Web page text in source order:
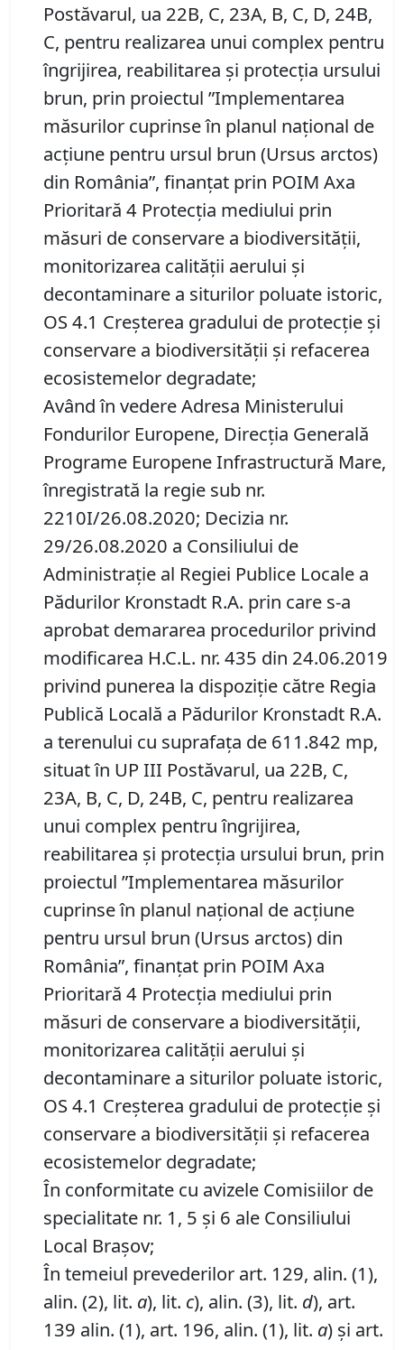
Postăvarul, ua 22B, C, 23A, B, C, D, 24B,
C, pentru realizarea unui complex pentru
îngrijirea, reabilitarea și protecția ursului
brun, prin proiectul ”Implementarea
măsurilor cuprinse în planul naţional de
acţiune pentru ursul brun (Ursus arctos)
din România”, finanţat prin POIM Axa
Prioritară 4 Protecţia mediului prin
măsuri de conservare a biodiversităţii,
monitorizarea calităţii aerului şi
decontaminare a siturilor poluate istoric,
OS 4.1 Creşterea gradului de protecţie şi
conservare a biodiversităţii şi refacerea
ecosistemelor degradate;
Având în vedere Adresa Ministerului
Fondurilor Europene, Direcția Generală
Programe Europene Infrastructură Mare,
înregistrată la regie sub nr.
2210I/26.08.2020; Decizia nr.
29/26.08.2020 a Consiliului de
Administraţie al Regiei Publice Locale a
Pădurilor Kronstadt R.A. prin care s-a
aprobat demararea procedurilor privind
modificarea H.C.L. nr. 435 din 24.06.2019
privind punerea la dispoziţie către Regia
Publică Locală a Pădurilor Kronstadt R.A.
a terenului cu suprafaţa de 611.842 mp,
situat în UP III Postăvarul, ua 22B, C,
23A, B, C, D, 24B, C, pentru realizarea
unui complex pentru îngrijirea,
reabilitarea și protecția ursului brun, prin
proiectul ”Implementarea măsurilor
cuprinse în planul naţional de acţiune
pentru ursul brun (Ursus arctos) din
România”, finanţat prin POIM Axa
Prioritară 4 Protecţia mediului prin
măsuri de conservare a biodiversităţii,
monitorizarea calităţii aerului şi
decontaminare a siturilor poluate istoric,
OS 4.1 Creşterea gradului de protecţie şi
conservare a biodiversităţii şi refacerea
ecosistemelor degradate;
În conformitate cu avizele Comisiilor de
specialitate nr. 1, 5 și 6 ale Consiliului
Local Brașov;
În temeiul prevederilor art. 129, alin. (1),
alin. (2), lit. a), lit. c), alin. (3), lit. d), art.
139 alin. (1), art. 196, alin. (1), lit. a) și art.